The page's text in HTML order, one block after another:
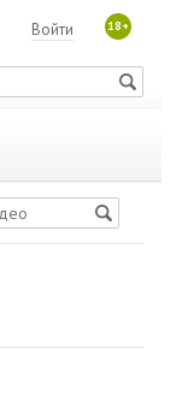
18+
Войти